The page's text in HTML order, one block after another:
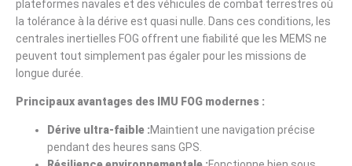
plateformes navales et des véhicules de combat terrestres où
la tolérance à la dérive est quasi nulle. Dans ces conditions, les
centrales inertielles FOG offrent une fiabilité que les MEMS ne
peuvent tout simplement pas égaler pour les missions de
longue durée.
Principaux avantages des IMU FOG modernes :
Dérive ultra-faible :Maintient une navigation précise
pendant des heures sans GPS.